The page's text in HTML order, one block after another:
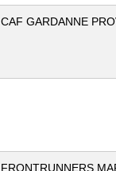
CAF GARDANNE
FRONTRUNNERS